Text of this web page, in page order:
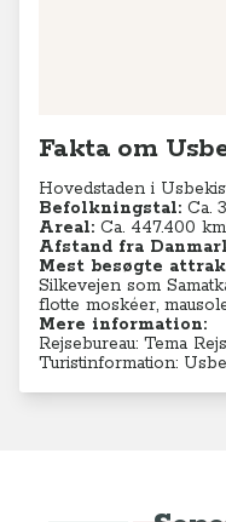
Fakta om
Hovedstaden i
Befolkningstal: Ca.
Areal: Ca. 447.400
Afstand fra
Mest besøgte
Silkevejen som
flotte moskéer,
Mere information:
Rejsebureau: Tema
Turistinformation: